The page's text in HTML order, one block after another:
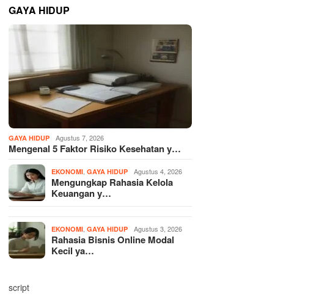
GAYA HIDUP
GAYA HIDUP Agustus 7, 2026
Mengenal 5 Faktor Risiko Kesehatan y…
EKONOMI ,GAYA HIDUP Agustus 4, 2026
Mengungkap Rahasia Kelola
Keuangan y…
EKONOMI ,GAYA HIDUP Agustus 3, 2026
Rahasia Bisnis Online Modal
Kecil ya…
script